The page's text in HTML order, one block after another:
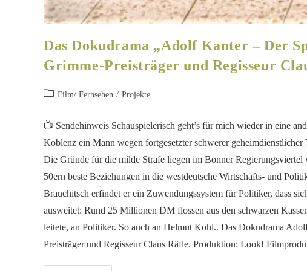
Das Dokudrama „Adolf Kanter – Der
Grimme-Preisträger und Regisseur
Film/ Fernsehen / Projekte
📺 Sendehinweis Schauspielerisch geht’s für mich wieder in eine
Koblenz ein Mann wegen fortgesetzter schwerer
Die Gründe für die milde Strafe liegen im Bonner
50ern beste Beziehungen in die westdeutsche Wirtschafts- und
Brauchitsch erfindet er ein Zuwendungssystem für Politiker, dass
ausweitet: Rund 25 Millionen DM flossen aus den schwarzen
leitete, an Politiker. So auch an Helmut Kohl.. Das Dokudrama
Preisträger und Regisseur Claus Räfle. Produktion: Look!